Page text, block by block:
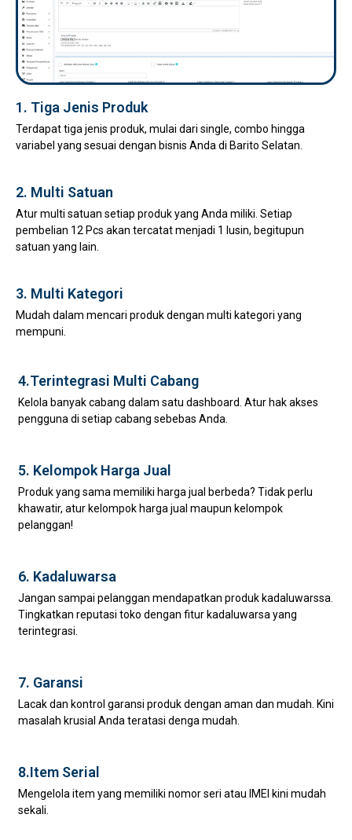
1. Tiga Jenis Produk
Terdapat tiga jenis produk, mulai dari single, combo hingga
variabel yang sesuai dengan bisnis Anda di Barito Selatan.
2. Multi Satuan
Atur multi satuan setiap produk yang Anda miliki. Setiap
pembelian 12 Pcs akan tercatat menjadi 1 lusin, begitupun
satuan yang lain.
3. Multi Kategori
Mudah dalam mencari produk dengan multi kategori yang
mempuni.
4.Terintegrasi Multi Cabang
Kelola banyak cabang dalam satu dashboard. Atur hak akses
pengguna di setiap cabang sebebas Anda.
5. Kelompok Harga Jual
Produk yang sama memiliki harga jual berbeda? Tidak perlu
khawatir, atur kelompok harga jual maupun kelompok
pelanggan!
6. Kadaluwarsa
Jangan sampai pelanggan mendapatkan produk kadaluwarssa.
Tingkatkan reputasi toko dengan fitur kadaluwarsa yang
terintegrasi.
7. Garansi
Lacak dan kontrol garansi produk dengan aman dan mudah. Kini
masalah krusial Anda teratasi denga mudah.
8.Item Serial
Mengelola item yang memiliki nomor seri atau IMEI kini mudah
sekali.